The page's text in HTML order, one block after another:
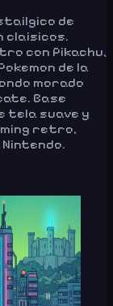
de
claisicos.
con Pikachu,
de la
morado
Base
tela suave y
retro,